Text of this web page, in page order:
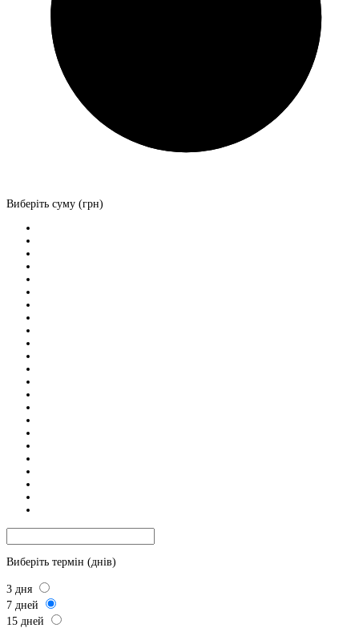
Виберіть суму (грн)
Виберіть термін (днів)
3 дня
7 дней
15 дней